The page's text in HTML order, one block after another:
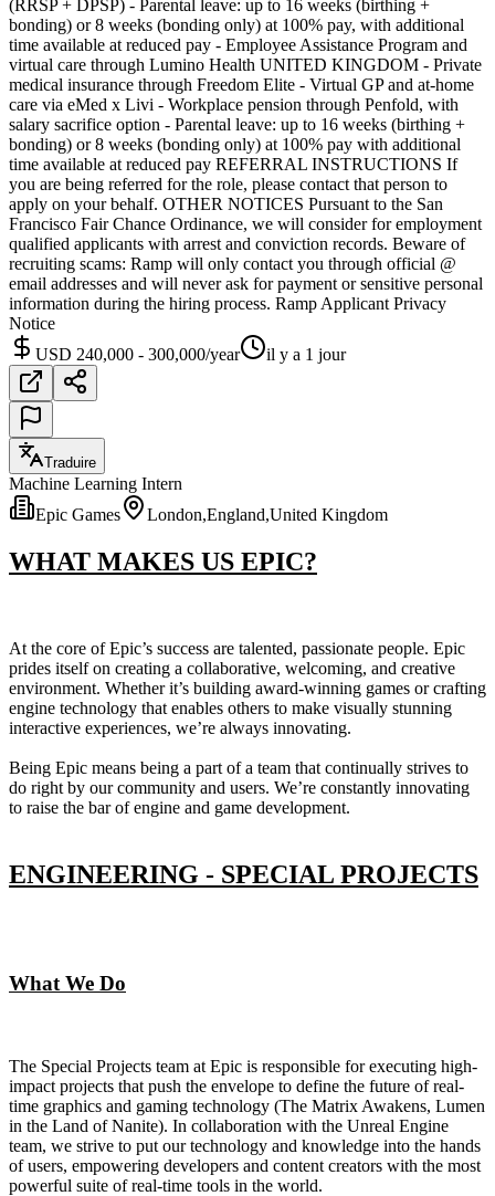
(RRSP + DPSP) - Parental leave: up to 16 weeks (birthing +
bonding) or 8 weeks (bonding only) at 100% pay, with additional
time available at reduced pay - Employee Assistance Program and
virtual care through Lumino Health UNITED KINGDOM - Private
medical insurance through Freedom Elite - Virtual GP and at-home
care via eMed x Livi - Workplace pension through Penfold, with
salary sacrifice option - Parental leave: up to 16 weeks (birthing +
bonding) or 8 weeks (bonding only) at 100% pay with additional
time available at reduced pay REFERRAL INSTRUCTIONS If
you are being referred for the role, please contact that person to
apply on your behalf. OTHER NOTICES Pursuant to the San
Francisco Fair Chance Ordinance, we will consider for employment
qualified applicants with arrest and conviction records. Beware of
recruiting scams: Ramp will only contact you through official @
email addresses and will never ask for payment or sensitive personal
information during the hiring process. Ramp Applicant Privacy
Notice
USD 240,000 - 300,000/year
il y a 1 jour
Traduire
Machine Learning Intern
Epic Games
London,England,United Kingdom
WHAT MAKES US EPIC?
At the core of Epic’s success are talented, passionate people. Epic
prides itself on creating a collaborative, welcoming, and creative
environment. Whether it’s building award-winning games or crafting
engine technology that enables others to make visually stunning
interactive experiences, we’re always innovating.
Being Epic means being a part of a team that continually strives to
do right by our community and users. We’re constantly innovating
to raise the bar of engine and game development.
ENGINEERING - SPECIAL PROJECTS
What We Do
The Special Projects team at Epic is responsible for executing high-
impact projects that push the envelope to define the future of real-
time graphics and gaming technology (The Matrix Awakens, Lumen
in the Land of Nanite). In collaboration with the Unreal Engine
team, we strive to put our technology and knowledge into the hands
of users, empowering developers and content creators with the most
powerful suite of real-time tools in the world.